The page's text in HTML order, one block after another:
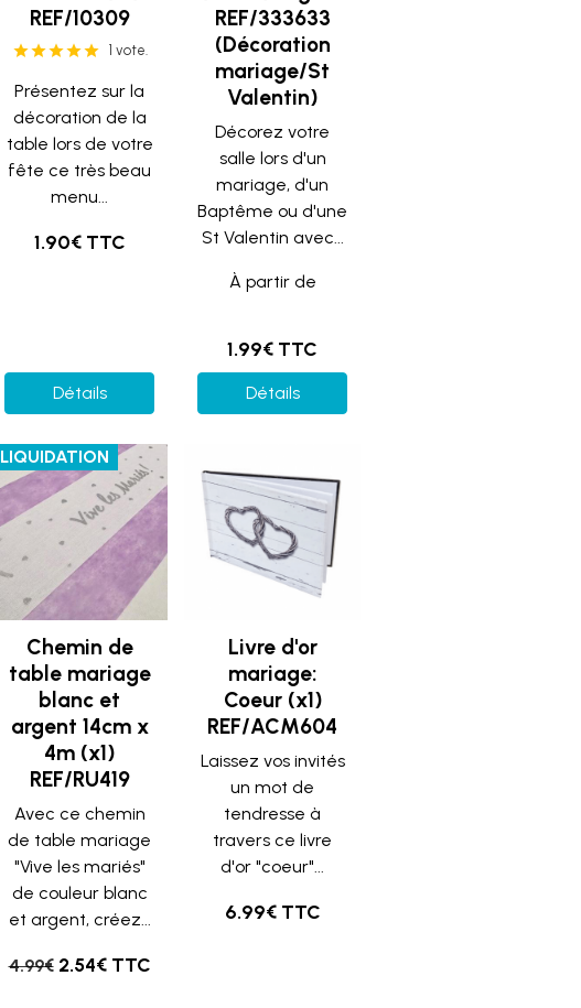
REF/10309
1 vote.
Présentez sur la
décoration de la
table lors de votre
fête ce très beau
menu...
1.90€ TTC
Détails
REF/333633
(Décoration
mariage/St
Valentin)
Décorez votre
salle lors d'un
mariage, d'un
Baptême ou d'une
St Valentin avec...
À partir de
1.99€ TTC
Détails
LIQUIDATION
Chemin de
table mariage
blanc et
argent 14cm x
4m (x1)
REF/RU419
Avec ce chemin
de table mariage
"Vive les mariés"
de couleur blanc
et argent, créez...
4.99€ 2.54€ TTC
Livre d'or
mariage:
Coeur (x1)
REF/ACM604
Laissez vos invités
un mot de
tendresse à
travers ce livre
d'or "coeur"...
6.99€ TTC